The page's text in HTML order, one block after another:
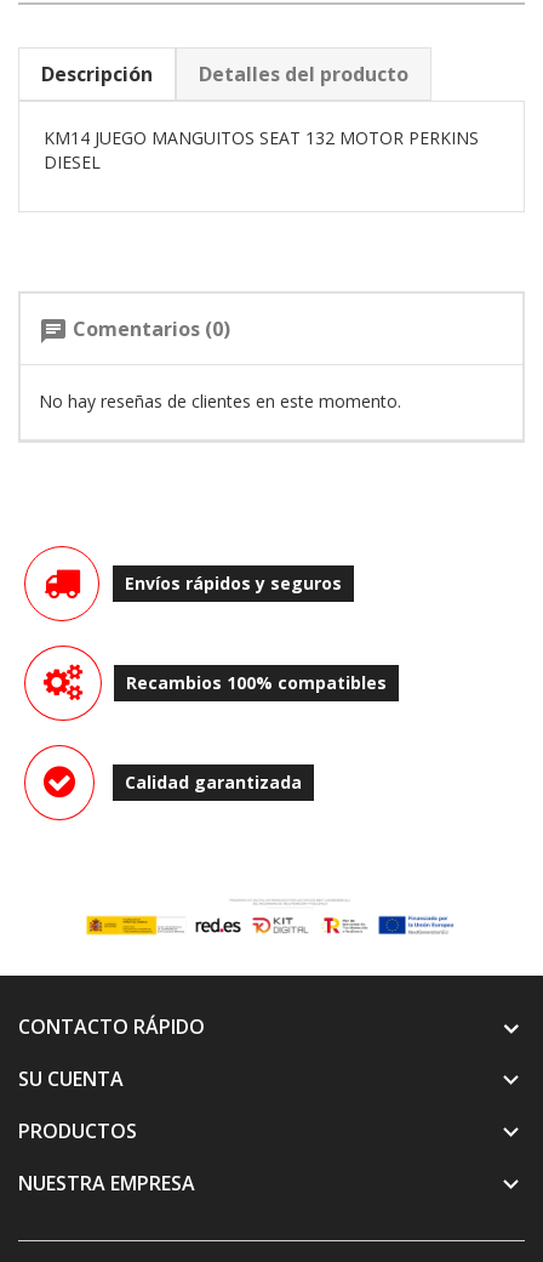
Descripción Detalles del producto
KM14 JUEGO MANGUITOS SEAT 132 MOTOR PERKINS
DIESEL
chat Comentarios (0)
No hay reseñas de clientes en este momento.
Envíos rápidos y seguros
Recambios 100% compatibles
Calidad garantizada
CONTACTO RÁPIDO
SU CUENTA

PRODUCTOS 
NUESTRA EMPRESA 